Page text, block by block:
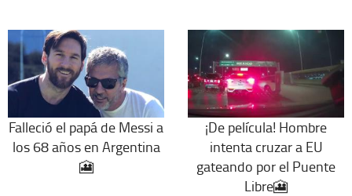
Falleció el papá de Messi a
los 68 años en Argentina
🎦
¡De película! Hombre
intenta cruzar a EU
gateando por el Puente
Libre🎦